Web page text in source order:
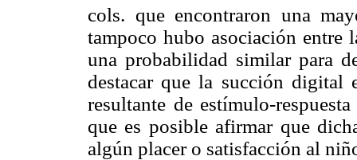
cols. que encontraron una
tampoco hubo asociación entre
una probabilidad similar para
destacar que la succión digital
resultante de estímulo-
que es posible afirmar que
algún placer o satisfacción al